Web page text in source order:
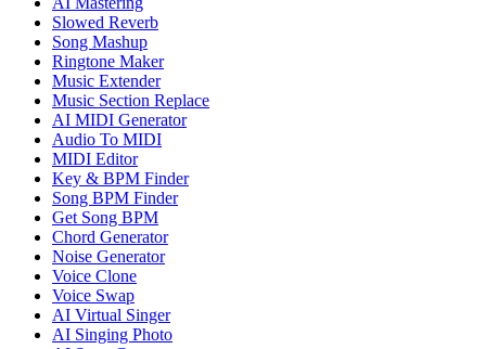
Slowed Reverb
Song Mashup
Ringtone Maker
Music Extender
Music Section Replace
AI MIDI Generator
Audio To MIDI
MIDI Editor
Key & BPM Finder
Song BPM Finder
Get Song BPM
Chord Generator
Noise Generator
Voice Clone
Voice Swap
AI Virtual Singer
AI Singing Photo